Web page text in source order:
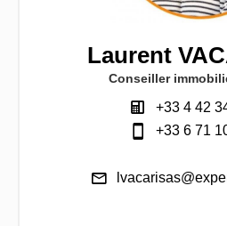
Laurent
Conseiller
+33 4 42
+33 6 71